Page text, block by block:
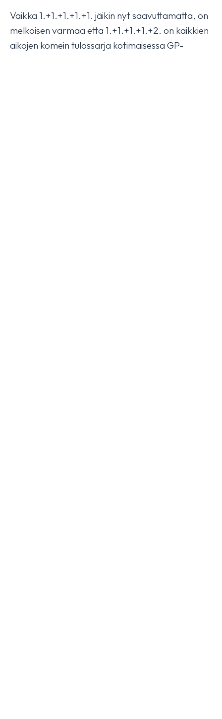
Vaikka 1.+1.+1.+1.+1. jäikin nyt saavuttamatta, on
melkoisen varmaa että 1.+1.+1.+1.+2. on kaikkien
aikojen komein tulossarja kotimaisessa GP-